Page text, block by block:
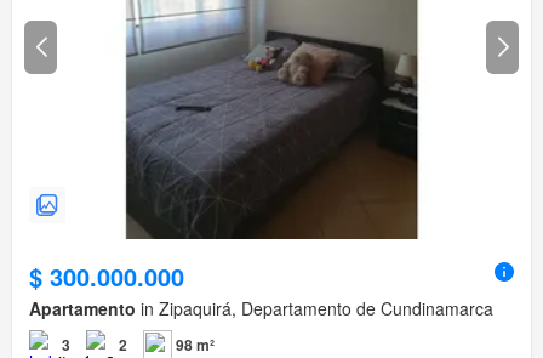
$ 300.000.000
Apartamento in Zipaquirá, Departamento de Cundinamarca
3 2 98 m²